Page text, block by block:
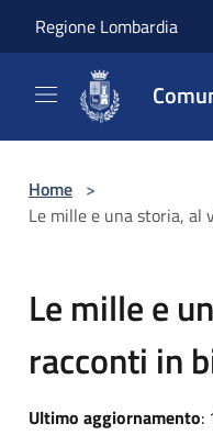
Regione Lombardia
Home >
Le mille e una storia, al
Le mille e
racconti in
Ultimo aggiornamento: